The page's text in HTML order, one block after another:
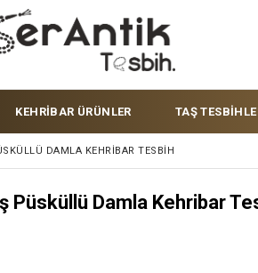
KEHRİBAR ÜRÜNLER TAŞ
DAMLA KEHRIBAR TESBIH
Püsküllü Damla Kehribar